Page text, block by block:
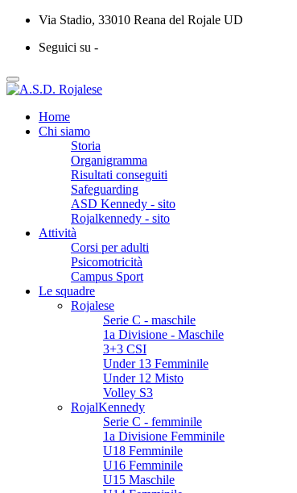
Via Stadio, 33010 Reana del Rojale UD
Seguici su -
Home
Chi siamo
Storia
Organigramma
Risultati conseguiti
Safeguarding
ASD Kennedy - sito
Rojalkennedy - sito
Attività
Corsi per adulti
Psicomotricità
Campus Sport
Le squadre
Rojalese
Serie C - maschile
1a Divisione - Maschile
3+3 CSI
Under 13 Femminile
Under 12 Misto
Volley S3
RojalKennedy
Serie C - femminile
1a Divisione Femminile
U18 Femminile
U16 Femminile
U15 Maschile